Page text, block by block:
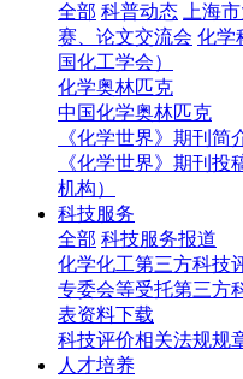
全部 科普动态
上海
赛、论文交流会 化学
国化工学会）
化学奥林匹克
中国化学奥林匹克
《化学世界》期刊简
《化学世界》期刊投
机构）
科技服务
全部 科技服务报道
化学化工第三方科技
专委会等受托第三方
表资料下载
科技评价相关法规规
人才培养